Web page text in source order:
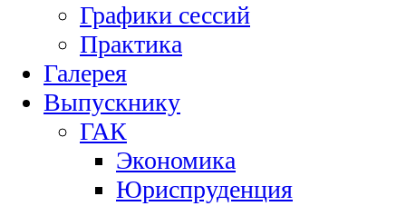
Графики сессий
Практика
Галерея
Выпускнику
ГАК
Экономика
Юриспруденция